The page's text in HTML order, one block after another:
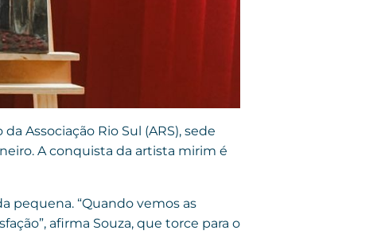
Associação Rio Sul (ARS), sede
A conquista da artista mirim é
pequena. “Quando vemos as
afirma Souza, que torce para o